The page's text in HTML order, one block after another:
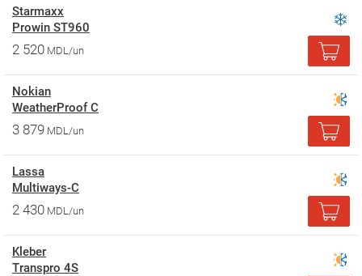
Starmaxx
Prowin ST960
2 520 MDL/un
Nokian
WeatherProof C
3 879 MDL/un
Lassa
Multiways-C
2 430 MDL/un
Kleber
Transpro 4S